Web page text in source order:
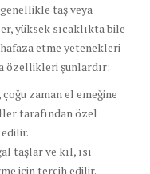
taş veya
yüksek sıcaklıkta bile
etme yetenekleri
özellikleri şunlardır:
zaman el emeğine
tarafından özel
taşlar ve kıl, ısı
için tercih edilir.